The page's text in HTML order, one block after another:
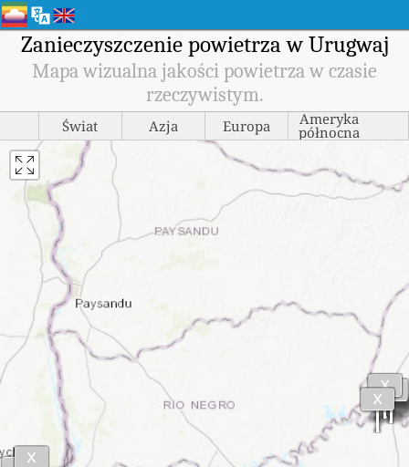
Zanieczyszczenie powietrza w Urugwaj
Mapa wizualna jakości powietrza w czasie
rzeczywistym.
Świat Azja Europa Ameryka
północna